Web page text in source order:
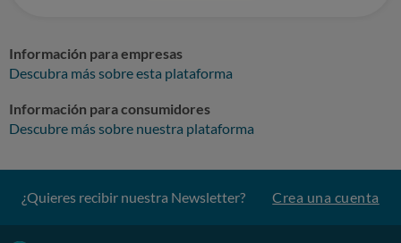
Información para empresas
Descubra más sobre esta plataforma
Información para consumidores
Descubre más sobre nuestra plataforma
¿Quieres recibir nuestra Newsletter? Crea una cuenta